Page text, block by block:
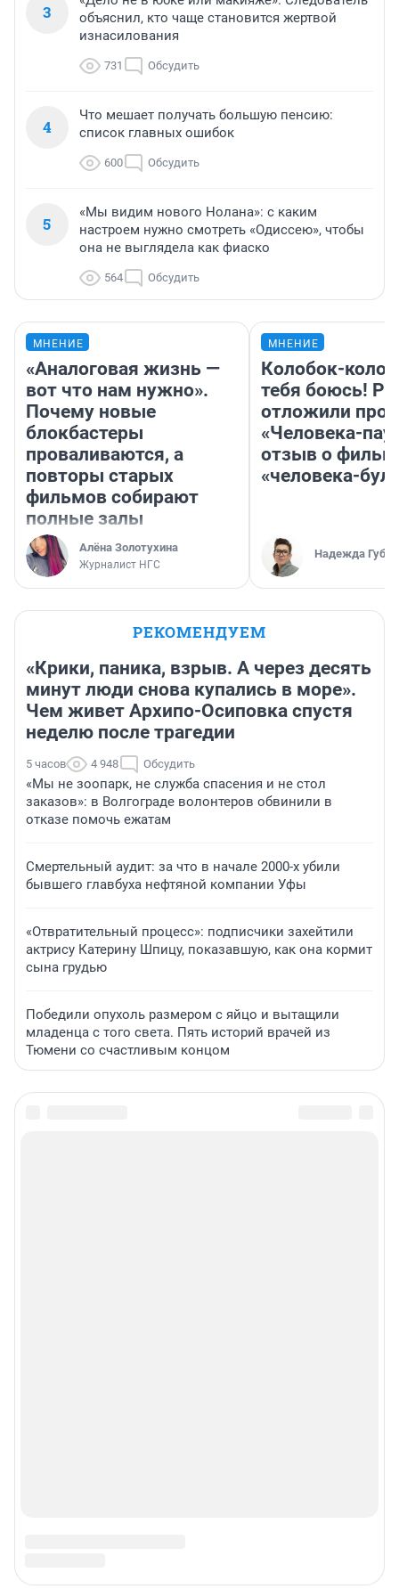
3
объяснил, кто чаще становится жертвой
изнасилования
731 Обсудить
4
Что мешает получать большую пенсию:
список главных ошибок
600 Обсудить
5
«Мы видим нового Нолана»: с каким
настроем нужно смотреть «Одиссею», чтобы
она не выглядела как фиаско
564 Обсудить
МНЕНИЕ
«Аналоговая жизнь —
вот что нам нужно».
Почему новые
блокбастеры
проваливаются, а
повторы старых
фильмов собирают
полные залы
Алёна Золотухина
Журналист НГС
МНЕНИЕ
Колобок-
тебя боюсь!
отложили
«Человека-
отзыв о
«человека-
Надежда
РЕКОМЕНДУЕМ
«Крики, паника, взрыв. А через десять
минут люди снова купались в море».
Чем живет Архипо-Осиповка спустя
неделю после трагедии
5 часов 4 948 Обсудить
«Мы не зоопарк, не служба спасения и не стол
заказов»: в Волгограде волонтеров обвинили в
отказе помочь ежатам
Смертельный аудит: за что в начале 2000-х убили
бывшего главбуха нефтяной компании Уфы
«Отвратительный процесс»: подписчики захейтили
актрису Катерину Шпицу, показавшую, как она кормит
сына грудью
Победили опухоль размером с яйцо и вытащили
младенца с того света. Пять историй врачей из
Тюмени со счастливым концом